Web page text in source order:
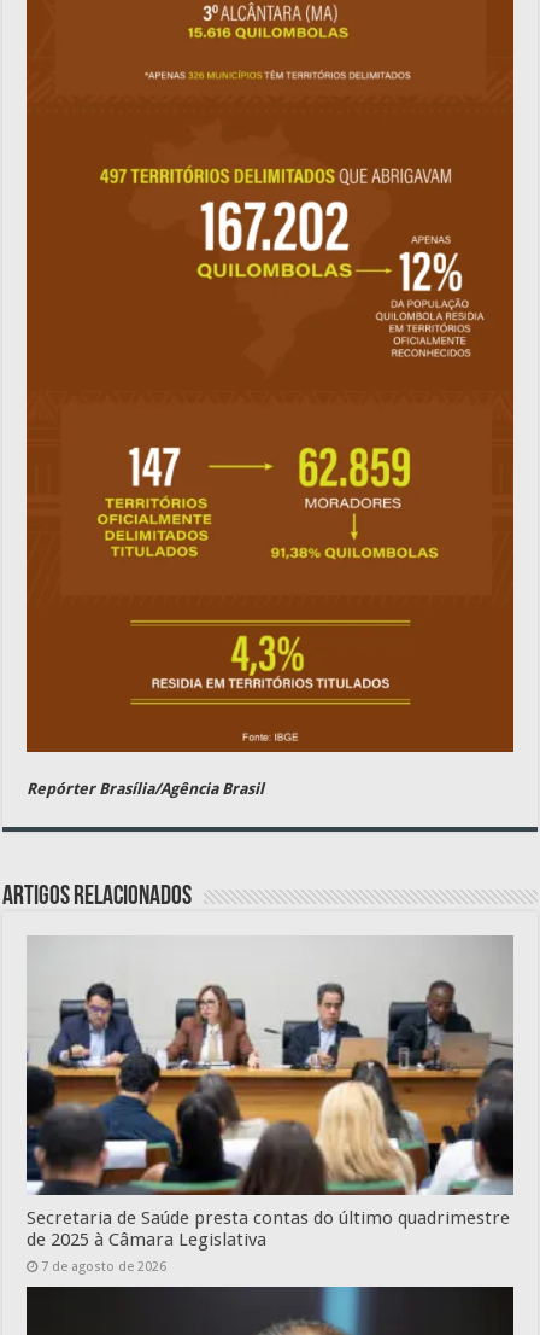
Repórter Brasília/Agência Brasil
Artigos relacionados
Secretaria de Saúde presta contas do último quadrimestre
de 2025 à Câmara Legislativa
7 de agosto de 2026